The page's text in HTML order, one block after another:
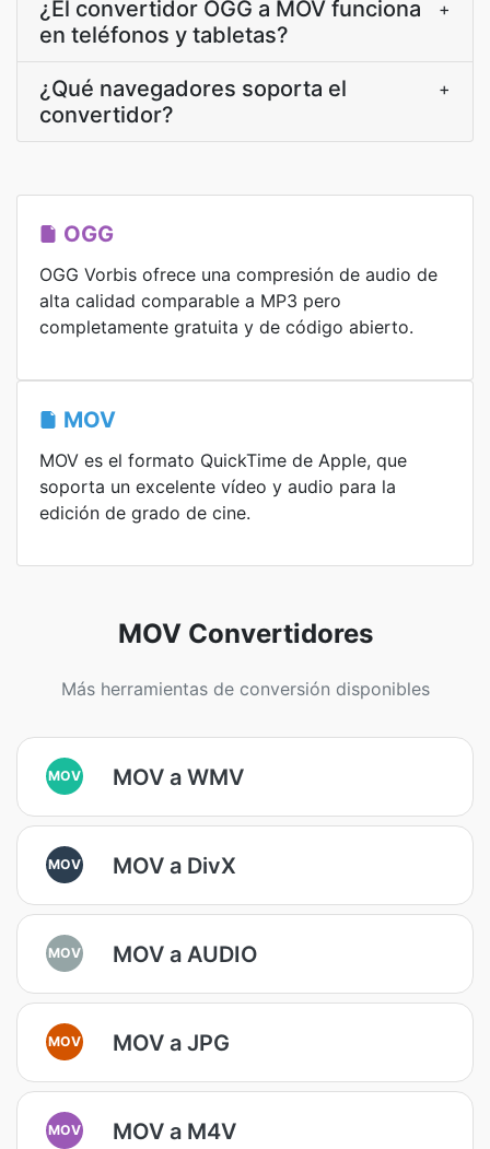
¿El convertidor OGG a MOV funciona
en teléfonos y tabletas?
+
¿Qué navegadores soporta el
convertidor?
+
OGG
OGG Vorbis ofrece una compresión de audio de
alta calidad comparable a MP3 pero
completamente gratuita y de código abierto.
MOV
MOV es el formato QuickTime de Apple, que
soporta un excelente vídeo y audio para la
edición de grado de cine.
MOV Convertidores
Más herramientas de conversión disponibles
MOV MOV a WMV
MOV MOV a DivX
MOV MOV a AUDIO
MOV MOV a JPG
MOV MOV a M4V